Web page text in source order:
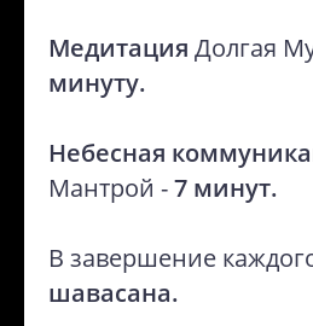
Медитация Долгая
минуту.
Небесная
Мантрой -7 минут.
В завершение
шавасана.